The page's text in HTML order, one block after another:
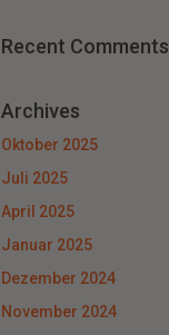
Recent Comments
Archives
Oktober 2025
Juli 2025
April 2025
Januar 2025
Dezember 2024
November 2024